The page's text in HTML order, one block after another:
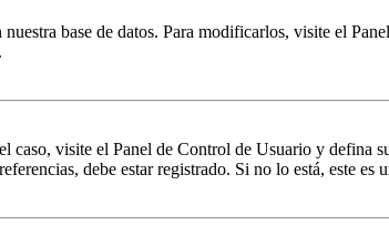
base de datos. Para modificarlos, visite el
caso, visite el Panel de Control de Usuario y defina
debe estar registrado. Si no lo está, este es